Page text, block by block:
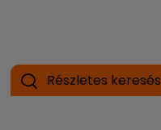
Részletes keresés